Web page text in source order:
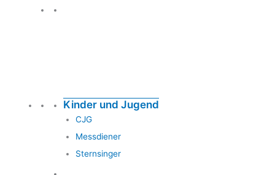
Kinder und Jugend
CJG
Messdiener
Sternsinger